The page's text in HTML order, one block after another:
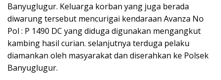
Banyuglugur. Keluarga korban yang juga berada
diwarung tersebut mencurigai kendaraan Avanza No
Pol : P 1490 DC yang diduga digunakan mengangkut
kambing hasil curian. selanjutnya terduga pelaku
diamankan oleh masyarakat dan diserahkan ke Polsek
Banyuglugur.